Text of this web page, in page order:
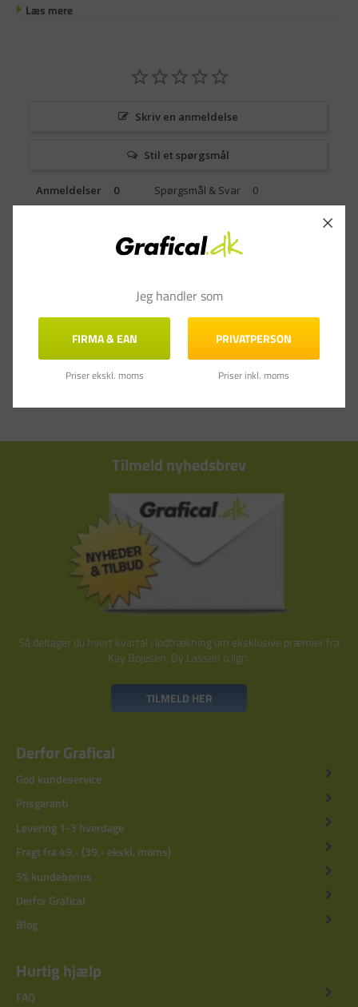
Læs mere
Skriv en anmeldelse
Stil et spørgsmål
Anmeldelser Spørgsmål & Svar
Tilmeld nyhedsbrev
Så deltager du hvert kvartal i lodtrækning om eksklusive præmier fra
Kay Bojesen, By Lassen o.lign.
TILMELD HER
Derfor Grafical
God kundeservice
Prisgaranti
Levering 1-3 hverdage
Fragt fra 49,- (39,- ekskl. moms)
5% kundebonus
Derfor Grafical
Blog
Hurtig hjælp
FAQ
Jeg handler som
FIRMA & EAN
Priser ekskl. moms
PRIVATPERSON
Priser inkl. moms